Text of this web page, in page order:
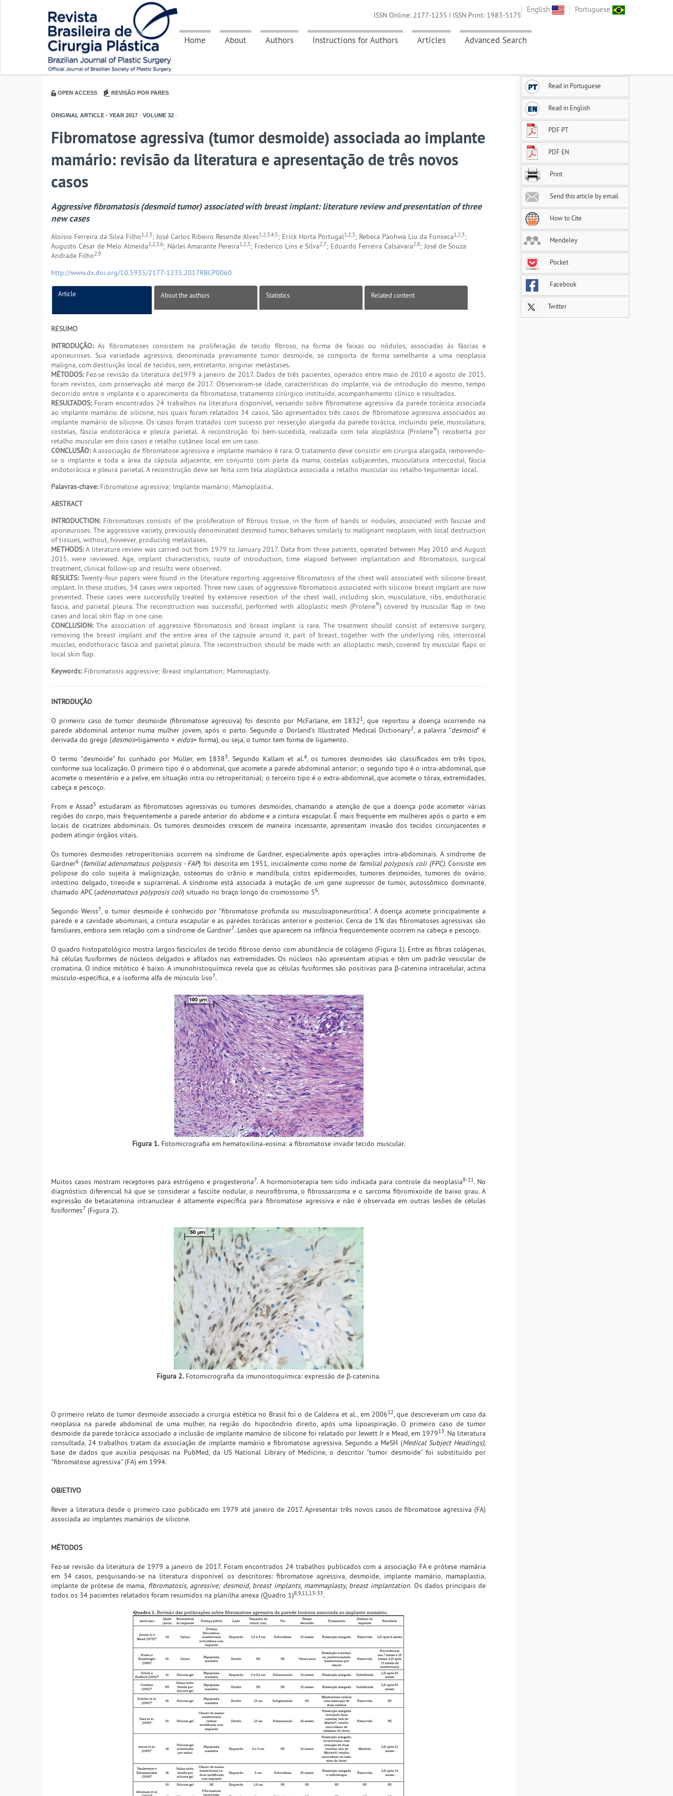
English Portuguese
Home About Authors Instructions for Authors Articles Advanced Search
ISSN Online: 2177-1235 | ISSN Print: 1983-5175
OPEN ACCESS REVISÃO POR PARES
ORIGINAL ARTICLE - YEAR 2017 - VOLUME 32 -
Fibromatose agressiva (tumor desmoide) associada ao implante
mamário: revisão da literatura e apresentação de três novos
casos
Aggressive fibromatosis (desmoid tumor) associated with breast implant: literature review and presentation of three
new cases
Aloísio Ferreira da Silva Filho1,2,3; José Carlos Ribeiro Resende Alves1,2,3,4,5; Erick Horta Portugal1,2,3; Rebeca Paohwa Liu da Fonseca1,2,3;
Augusto César de Melo Almeida1,2,3,6; Nárlei Amarante Pereira1,2,3; Frederico Lins e Silva2,7; Eduardo Ferreira Calsavara2,8; José de Souza
Andrade Filho2,9
http://www.dx.doi.org/10.5935/2177-1235.2017RBCP0060
Article About the authors Statistics Related content
RESUMO
INTRODUÇÃO:As fibromatoses consistem na proliferação de tecido fibroso, na forma de faixas ou nódulos, associadas às fáscias e
aponeuroses. Sua variedade agressiva, denominada previamente tumor desmoide, se comporta de forma semelhante a uma neoplasia
maligna, com destruição local de tecidos, sem, entretanto, originar metástases.
MÉTODOS:Fez-se revisão da literatura de1979 a janeiro de 2017. Dados de três pacientes, operados entre maio de 2010 e agosto de 2015,
foram revistos, com proservação até março de 2017. Observaram-se idade, características do implante, via de introdução do mesmo, tempo
decorrido entre o implante e o aparecimento da fibromatose, tratamento cirúrgico instituído, acompanhamento clínico e resultados.
RESULTADOS:Foram encontrados 24 trabalhos na literatura disponível, versando sobre fibromatose agressiva da parede torácica associada
ao implante mamário de silicone, nos quais foram relatados 34 casos. São apresentados três casos de fibromatose agressiva associados ao
implante mamário de silicone. Os casos foram tratados com sucesso por ressecção alargada da parede torácica, incluindo pele, musculatura,
costelas, fáscia endotorácica e pleura parietal. A reconstrução foi bem-sucedida, realizada com tela aloplástica (Prolene®) recoberta por
retalho muscular em dois casos e retalho cutâneo local em um caso.
CONCLUSÃO:A associação de fibromatose agressiva e implante mamário é rara. O tratamento deve consistir em cirurgia alargada, removendo-
se o implante e toda a área da cápsula adjacente, em conjunto com parte da mama, costelas subjacentes, musculatura intercostal, fáscia
endotorácica e pleura parietal. A reconstrução deve ser feita com tela aloplástica associada a retalho muscular ou retalho tegumentar local.
Palavras-chave:Fibromatose agressiva; Implante mamário; Mamoplastia.
ABSTRACT
INTRODUCTION:Fibromatoses consists of the proliferation of fibrous tissue, in the form of bands or nodules, associated with fasciae and
aponeuroses. The aggressive variety, previously denominated desmoid tumor, behaves similarly to malignant neoplasm, with local destruction
of tissues, without, however, producing metastases.
METHODS:A literature review was carried out from 1979 to January 2017. Data from three patients, operated between May 2010 and August
2015, were reviewed. Age, implant characteristics, route of introduction, time elapsed between implantation and fibromatosis, surgical
treatment, clinical follow-up and results were observed.
RESULTS:Twenty-four papers were found in the literature reporting aggressive fibromatosis of the chest wall associated with silicone breast
implant. In these studies, 34 cases were reported. Three new cases of aggressive fibromatosis associated with silicone breast implant are now
presented. These cases were successfully treated by extensive resection of the chest wall, including skin, musculature, ribs, endothoracic
fascia, and parietal pleura. The reconstruction was successful, performed with alloplastic mesh (Prolene®) covered by muscular flap in two
cases and local skin flap in one case.
CONCLUSION:The association of aggressive fibromatosis and breast implant is rare. The treatment should consist of extensive surgery,
removing the breast implant and the entire area of the capsule around it, part of breast, together with the underlying ribs, intercostal
muscles, endothoracic fascia and parietal pleura. The reconstruction should be made with an alloplastic mesh, covered by muscular flaps or
local skin flap.
Keywords:Fibromatosis aggressive; Breast implantation; Mammaplasty.
INTRODUÇÃO
O primeiro caso de tumor desmoide (fibromatose agressiva) foi descrito por McFarlane, em 18321, que reportou a doença ocorrendo na
parede abdominal anterior numa mulher jovem, após o parto. Segundo o Dorland's Illustrated Medical Dictionary2, a palavra "desmoid" é
derivada do grego (desmos=ligamento + eidos= forma), ou seja, o tumor tem forma de ligamento.
O termo "desmoide" foi cunhado por Müller, em 18383. Segundo Kallam et al.4, os tumores desmoides são classificados em três tipos,
conforme sua localização. O primeiro tipo é o abdominal, que acomete a parede abdominal anterior; o segundo tipo é o intra-abdominal, que
acomete o mesentério e a pelve, em situação intra ou retroperitonial; o terceiro tipo é o extra-abdominal, que acomete o tórax, extremidades,
cabeça e pescoço.
From e Assad5 estudaram as fibromatoses agressivas ou tumores desmoides, chamando a atenção de que a doença pode acometer várias
regiões do corpo, mais frequentemente a parede anterior do abdome e a cintura escapular. É mais frequente em mulheres após o parto e em
locais de cicatrizes abdominais. Os tumores desmoides crescem de maneira incessante, apresentam invasão dos tecidos circunjacentes e
podem atingir órgãos vitais.
Os tumores desmoides retroperitoniais ocorrem na síndrome de Gardner, especialmente após operações intra-abdominais. A síndrome de
Gardner6 (familial adenomatous polyposis - FAP) foi descrita em 1951, inicialmente como nome de familial polyposis coli (FPC).Consiste em
polipose do colo sujeita à malignização, osteomas do crânio e mandíbula, cistos epidermoides, tumores desmoides, tumores do ovário,
intestino delgado, tireoide e suprarrenal. A síndrome está associada à mutação de um gene supressor de tumor, autossômico dominante,
chamado APC (adenomatous polyposis coli) situado no braço longo do cromossomo 56.
Segundo Weiss7, o tumor desmoide é conhecido por "fibromatose profunda ou musculoaponeurótica". A doença acomete principalmente a
parede e a cavidade abominais, a cintura escapular e as paredes torácicas anterior e posterior. Cerca de 1% das fibromatoses agressivas são
familiares, embora sem relação com a síndrome de Gardner7. Lesões que aparecem na infância frequentemente ocorrem na cabeça e pescoço.
O quadro histopatológico mostra largos fascículos de tecido fibroso denso com abundância de colágeno (Figura 1). Entre as fibras colágenas,
há células fusiformes de núcleos delgados e afilados nas extremidades. Os núcleos não apresentam atipias e têm um padrão vesicular de
cromatina. O índice mitótico é baixo. A imunohistoquímica revela que as células fusiformes são positivas para β-catenina intracelular, actina
músculo-específica, e a isoforma alfa de músculo liso7.
Figura 1.Fotomicrografia em hematoxilina-eosina: a fibromatose invade tecido muscular.
Muitos casos mostram receptores para estrógeno e progesterona7. A hormonioterapia tem sido indicada para controle da neoplasia8-11. No
diagnóstico diferencial há que se considerar a fasciíte nodular, o neurofibroma, o fibrossarcoma e o sarcoma fibromixoide de baixo grau. A
expressão de betacatenina intranuclear é altamente específica para fibromatose agressiva e não é observada em outras lesões de células
fusiformes7 (Figura 2).
Figura 2.Fotomicrografia da imunoistoquímica: expressão de β-catenina.
O primeiro relato de tumor desmoide associado a cirurgia estética no Brasil foi o de Caldeira et al., em200612, que descreveram um caso da
neoplasia na parede abdominal de uma mulher, na região do hipocôndrio direito, após uma lipoaspiração. O primeiro caso de tumor
desmoide da parede torácica associado a inclusão de implante mamário de silicone foi relatado por Jewett Jr e Mead, em 197913. Na literatura
consultada, 24 trabalhos tratam da associação de implante mamário e fibromatose agressiva. Segundo a MeSH (Medical Subject Headings),
base de dados que auxilia pesquisas na PubMed, da US National Library of Medicine, o descritor "tumor desmoide" foi substituído por
"fibromatose agressiva" (FA) em 1994.
OBJETIVO
Rever a literatura desde o primeiro caso publicado em 1979 até janeiro de 2017. Apresentar três novos casos de fibromatose agressiva (FA)
associada ao implantes mamários de silicone.
MÉTODOS
Fez-se revisão da literatura de 1979 a janeiro de 2017. Foram encontrados 24 trabalhos publicados com a associação FA e prótese mamária
em 34 casos, pesquisando-se na literatura disponível os descritores: fibromatose agressiva, desmoide, implante mamário, mamaplastia,
implante de prótese de mama, fibromatosis, agressive; desmoid, breast implants, mammaplasty, breast implantation. Os dados principais de
todos os 34 pacientes relatados foram resumidos na planilha anexa (Quadro 1)8,9,11,13-33.
Read in Portuguese
Read in English
PDF PT
PDF EN
Print
Send this article by email
How to Cite
Mendeley
Pocket
Facebook
Twitter